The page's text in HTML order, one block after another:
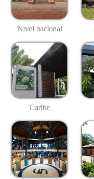
Nivel nacional
Caribe